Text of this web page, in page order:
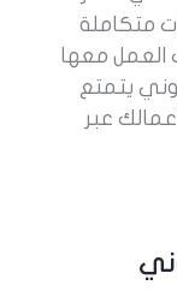
متكاملة
العمل معها
يتمتع
عبر